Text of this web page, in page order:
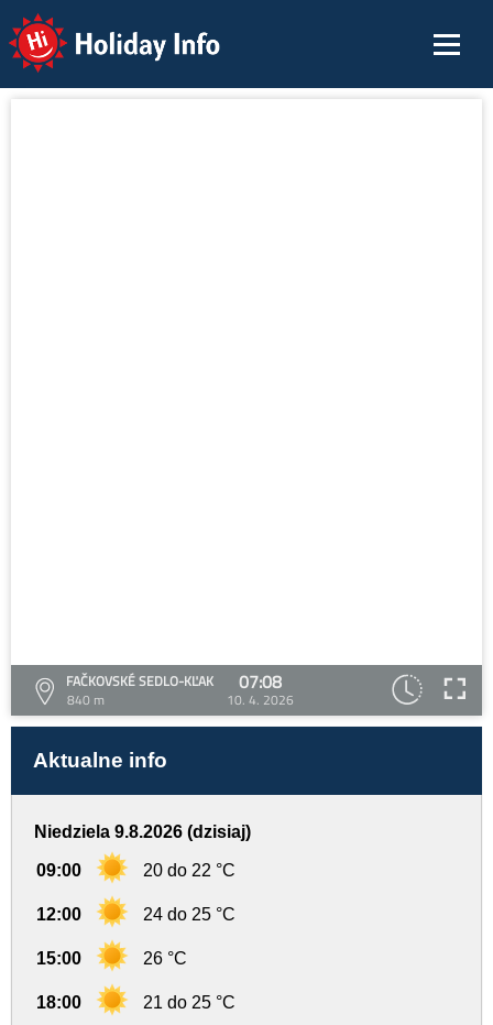
Holiday Info
FAČKOVSKÉ SEDLO-KĽAK
840 m
07:08
10. 4. 2026
Aktualne info
Niedziela 9.8.2026 (dzisiaj)
09:00 20 do 22 °C
12:00 24 do 25 °C
15:00 26 °C
18:00 21 do 25 °C